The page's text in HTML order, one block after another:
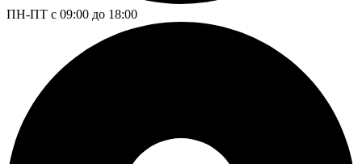
ПН-ПТ с 09:00 до 18:00